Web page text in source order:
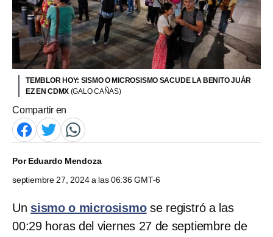
TEMBLOR HOY: SISMO O MICROSISMO SACUDE LA BENITO JUÁR
EZ EN CDMX (GALO CAÑAS)
Compartir en
PorEduardo Mendoza
septiembre 27, 2024 a las 06:36 GMT-6
Un sismo o microsismo se registró a las
00:29 horas del viernes 27 de septiembre de